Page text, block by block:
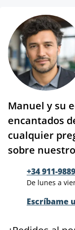
Manuel y su
encantados
cualquier
sobre
+34 911-
De lunes a
Escríbame